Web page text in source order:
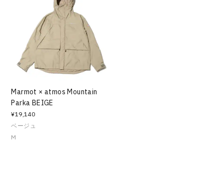
Marmot × atmos Mountain
Parka BEIGE
¥19,140
ベージュ
M